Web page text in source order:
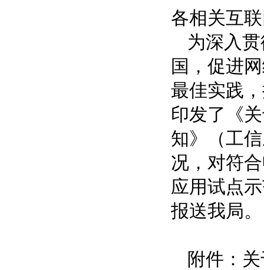
各相关互
为深入
国，促进
最佳实践
印发了《
知》（工
况，对符
应用试点
报送我局。
附件：